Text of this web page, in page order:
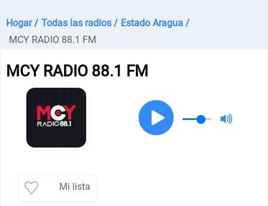
Hogar / Todas las radios / Estado Aragua /
MCY RADIO 88.1 FM
MCY RADIO 88.1 FM
Mi lista